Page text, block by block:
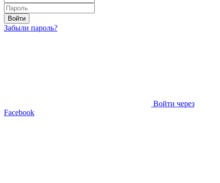
Войти
Забыли пароль?
Войти через
Facebook